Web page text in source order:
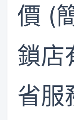
價 (
鎖店
省服